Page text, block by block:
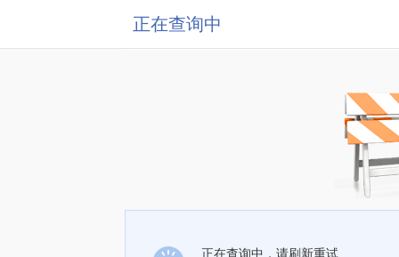
正在查询中
正在查询中，请刷新重试